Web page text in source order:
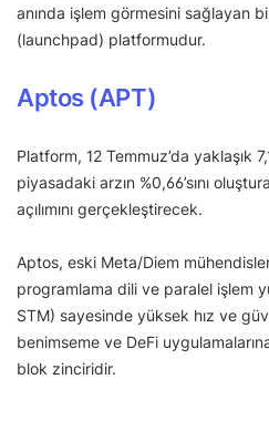
anında işlem görmesini sağlayan
(launchpad) platformudur.
Aptos (APT)
Platform, 12 Temmuz’da yaklaşık
piyasadaki arzın %0,66’sını
açılımını gerçekleştirecek.
Aptos, eski Meta/Diem
programlama dili ve paralel işlem
STM) sayesinde yüksek hız ve
benimseme ve DeFi
blok zinciridir.